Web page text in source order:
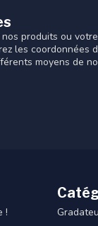
produits ou
les coordonnées
moyens de
!